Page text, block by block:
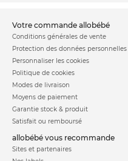
votre commande allobébé
Conditions générales de vente
Protection des données personnelles
Personnaliser les cookies
Politique de cookies
Modes de livraison
Moyens de paiement
Garantie stock & produit
Satisfait ou remboursé
allobébé vous recommande
Sites et partenaires